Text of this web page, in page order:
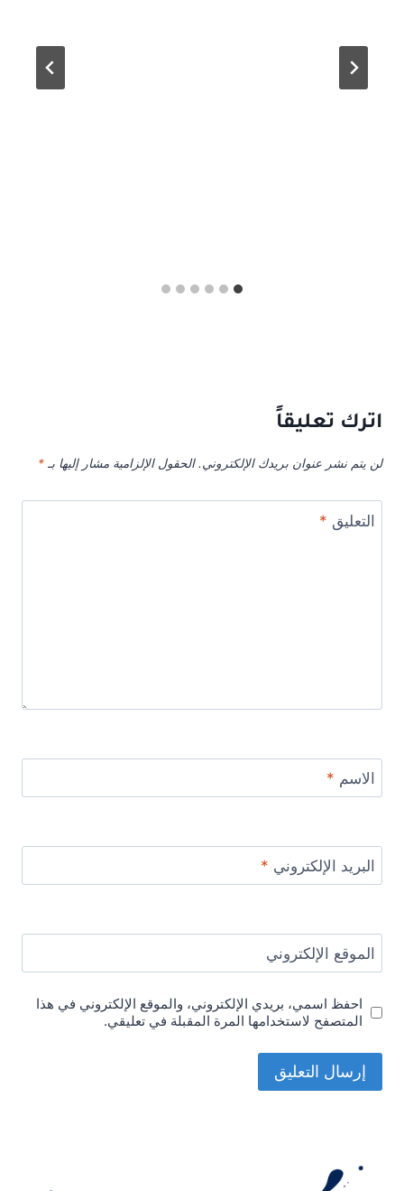
اترك تعليقاً
لن يتم نشر عنوان بريدك الإلكتروني. الحقول الإلزامية مشار إليها بـ *
التعليق *
الاسم *
البريد الإلكتروني *
الموقع الإلكتروني
احفظ اسمي، بريدي الإلكتروني، والموقع الإلكتروني في هذا
المتصفح لاستخدامها المرة المقبلة في تعليقي.